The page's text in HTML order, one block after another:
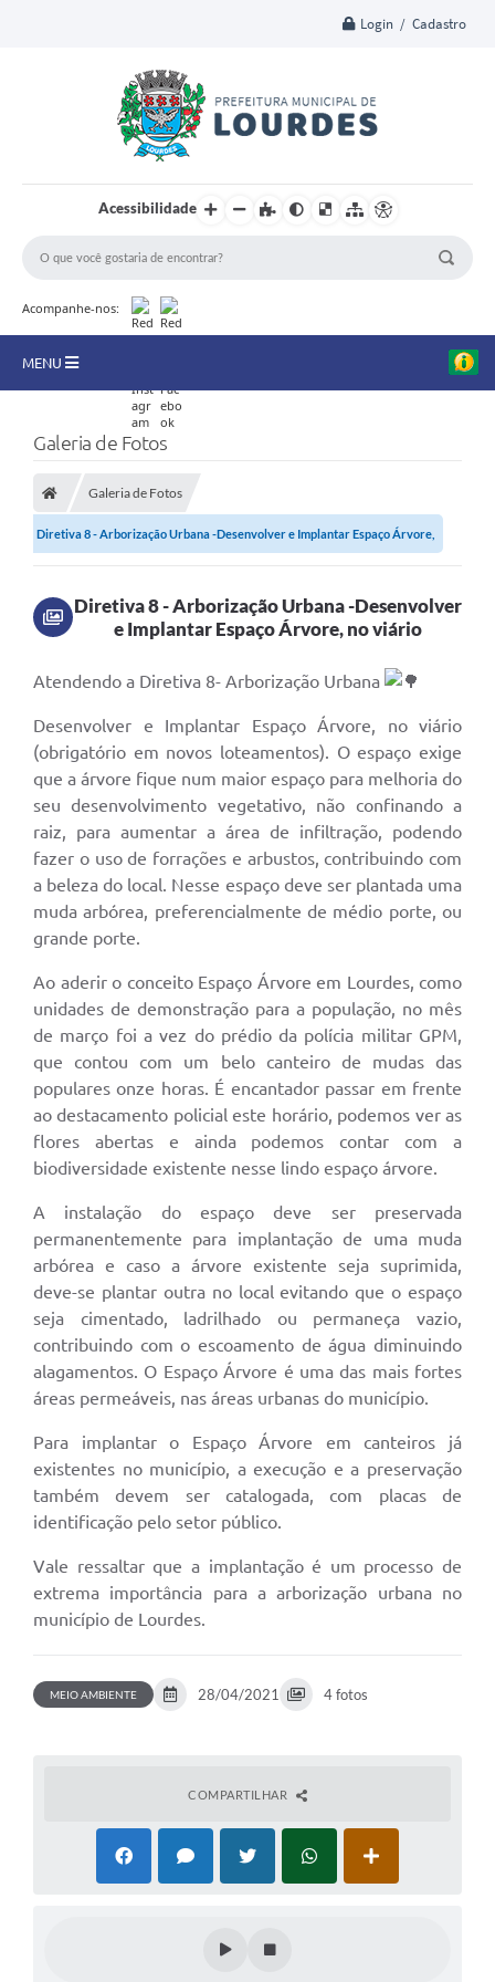
Login / Cadastro
Acessibilidade
Acompanhe-nos:
MENU
Editais
Turismo
Acesso a Informação
Contato
REQUERIMENTO DE RESTITUIÇÃO DA TAXA DE INSCRIÇÃO
QUESTIONÁRIO PPA 2026/2029, LDO 2026 e LOA 2026
ORÇAMENTO PARTICIPATIVO MUNICIPAL 2025
Ouvidoria
Holerite online
A Prefeitura
Meio Ambiente
PPA
SIAFIC
Transparência
Cadastro usuários de transporte para Trabalho
Cadastro para Estágio
Contas Públicas
Diário Oficial
Junta Militar
Legislação
Nota Fiscal Eletrônica
Galeria de Fotos
Galeria de Fotos
Diretiva 8 - Arborização Urbana -Desenvolver e Implantar Espaço Árvore,
Diretiva 8 - Arborização Urbana -Desenvolver
e Implantar Espaço Árvore, no viário
Atendendo a Diretiva 8- Arborização Urbana
Desenvolver e Implantar Espaço Árvore, no viário
(obrigatório em novos loteamentos). O espaço exige
que a árvore fique num maior espaço para melhoria do
seu desenvolvimento vegetativo, não confinando a
raiz, para aumentar a área de infiltração, podendo
fazer o uso de forrações e arbustos, contribuindo com
a beleza do local. Nesse espaço deve ser plantada uma
muda arbórea, preferencialmente de médio porte, ou
grande porte.
Ao aderir o conceito Espaço Árvore em Lourdes, como
unidades de demonstração para a população, no mês
de março foi a vez do prédio da polícia militar GPM,
que contou com um belo canteiro de mudas das
populares onze horas. É encantador passar em frente
ao destacamento policial este horário, podemos ver as
flores abertas e ainda podemos contar com a
biodiversidade existente nesse lindo espaço árvore.
A instalação do espaço deve ser preservada
permanentemente para implantação de uma muda
arbórea e caso a árvore existente seja suprimida,
deve-se plantar outra no local evitando que o espaço
seja cimentado, ladrilhado ou permaneça vazio,
contribuindo com o escoamento de água diminuindo
alagamentos. O Espaço Árvore é uma das mais fortes
áreas permeáveis, nas áreas urbanas do município.
Para implantar o Espaço Árvore em canteiros já
existentes no município, a execução e a preservação
também devem ser catalogada, com placas de
identificação pelo setor público.
Vale ressaltar que a implantação é um processo de
extrema importância para a arborização urbana no
município de Lourdes.
MEIO AMBIENTE 28/04/2021 4 fotos
COMPARTILHAR